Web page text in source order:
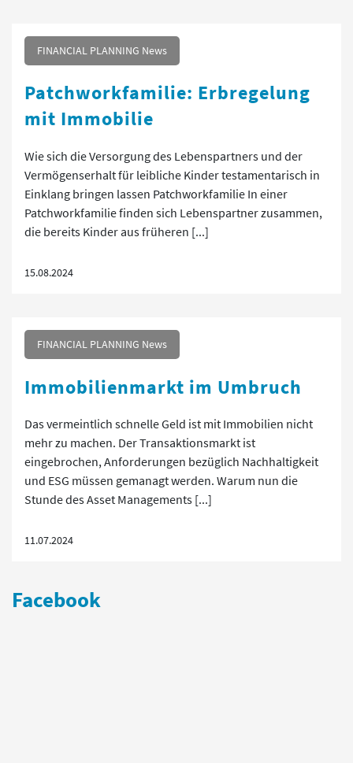
FINANCIAL PLANNING News
Patchworkfamilie: Erbregelung
mit Immobilie
Wie sich die Versorgung des Lebenspartners und der
Vermögenserhalt für leibliche Kinder testamentarisch in
Einklang bringen lassen Patchworkfamilie In einer
Patchworkfamilie finden sich Lebenspartner zusammen,
die bereits Kinder aus früheren [...]
15.08.2024
FINANCIAL PLANNING News
Immobilienmarkt im Umbruch
Das vermeintlich schnelle Geld ist mit Immobilien nicht
mehr zu machen. Der Transaktionsmarkt ist
eingebrochen, Anforderungen bezüglich Nachhaltigkeit
und ESG müssen gemanagt werden. Warum nun die
Stunde des Asset Managements [...]
11.07.2024
Facebook